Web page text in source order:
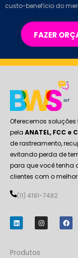
custo-benefício do
FAZER
Oferecemos
pela ANATEL, FCC e
de rastreamento,
evitando perda de
para que você tenha
clientes com o
(11) 4191-7482
L
i
n
d
I
n
s
F
a
c
Produtos